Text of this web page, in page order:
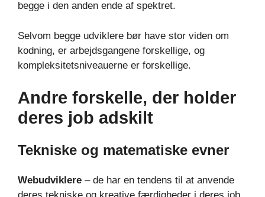
begge i den anden ende af spektret.
Selvom begge udviklere bør have stor viden om
kodning, er arbejdsgangene forskellige, og
kompleksitetsniveauerne er forskellige.
Andre forskelle, der holder
deres job adskilt
Tekniske og matematiske evner
Webudviklere – de har en tendens til at anvende